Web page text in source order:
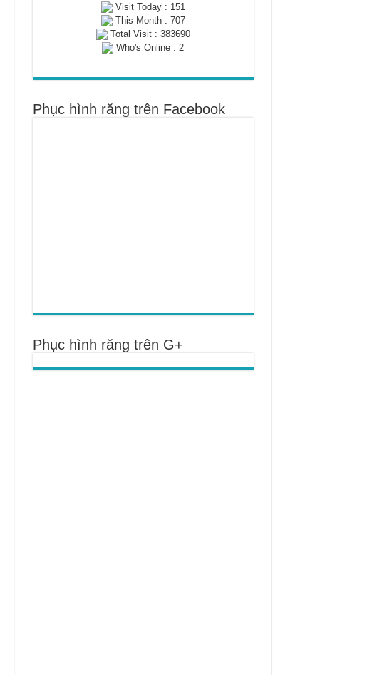
Visit Today : 151
This Month : 707
Total Visit : 383690
Who's Online : 2
Phục hình răng trên Facebook
Phục hình răng trên G+